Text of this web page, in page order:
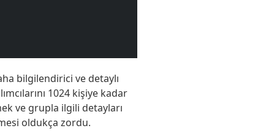
bilgilendirici ve detaylı
1024 kişiye kadar
ve grupla ilgili detayları
oldukça zordu.